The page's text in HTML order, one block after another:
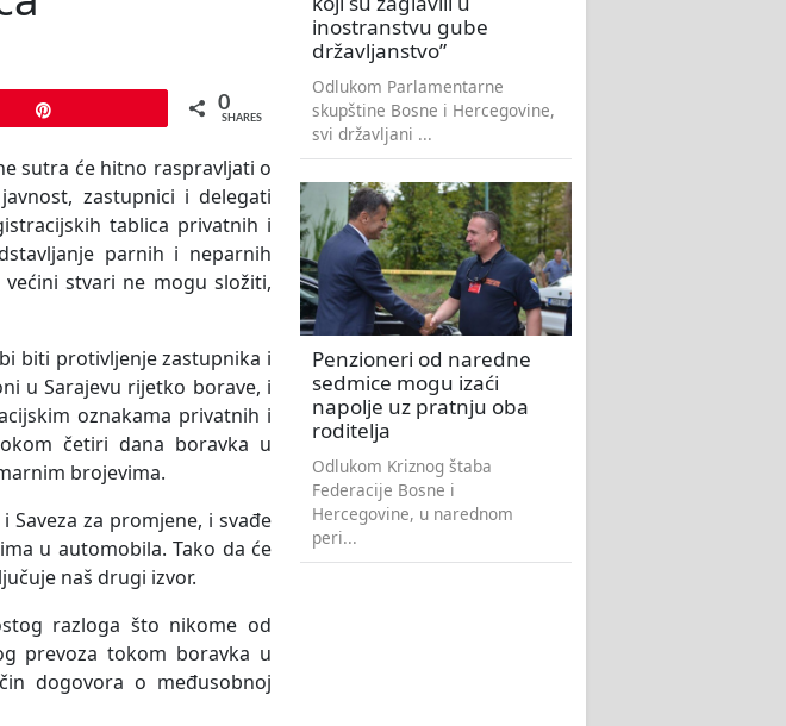
0
SHARES
sutra će hitno raspravljati o
zastupnici i delegati
tablica privatnih i
parnih i neparnih
stvari ne mogu složiti,
biti protivljenje zastupnika i
u Sarajevu rijetko borave, i
oznakama privatnih i
četiri dana boravka u
brojevima.
Saveza za promjene, i svađe
u automobila. Tako da će
naš drugi izvor.
razloga što nikome od
prevoza tokom boravka u
dogovora o međusobnoj
inostranstvu gube
državljanstvo”
Odlukom Parlamentarne
skupštine Bosne i Hercegovine,
svi državljani ...
Penzioneri od naredne
sedmice mogu izaći
napolje uz pratnju oba
roditelja
Odlukom Kriznog štaba
Federacije Bosne i
Hercegovine, u narednom
peri...